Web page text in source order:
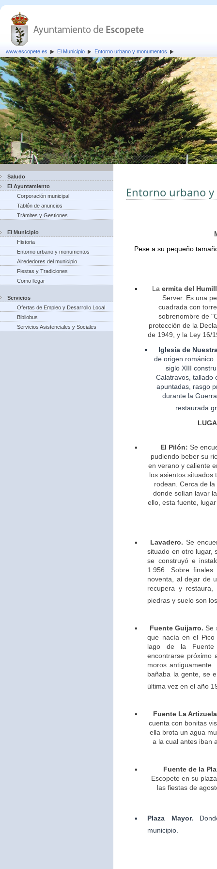
www.escopete.es El Municipio Entorno urbano y monumentos
Saludo
El Ayuntamiento
Corporación municipal
Tablón de anuncios
Trámites y Gestiones
El Municipio
Historia
Entorno urbano y monumentos
Alrededores del municipio
Fiestas y Tradiciones
Como llegar
Servicios
Ofertas de Empleo y Desarrollo Local
Bibliobus
Servicios Asistenciales y Sociales
Entorno urbano
Pese a su pequeño
La ermita del
Server. Es una
cuadrada con
sobrenombre de
protección de la
de 1949, y la Ley 16/
Iglesia de
deorigen
siglo XIII
Calatravos, tallado
apuntadas, rasgo
durante la
restaurada
El Pilón: Se
pudiendo beber su
en verano y caliente
los asientos situados
rodean. Cerca de
donde solían lavar
ello, esta fuente,
Lavadero. Se
situado en otro lugar,
se construyó e
1.956. Sobre
noventa, al dejar de
recupera y restaura,
piedras y suelo son
Fuente Guijarro. Se
que nacía en el
lago de la
encontrarse próximo
moros
bañaba la gente, se
última vez en el año
Fuente La
cuenta con bonitas
ella brota un agua
a la cual antes iban
Fuente de la
Escopete en su
las fiestas de
Plaza Mayor.
municipio.